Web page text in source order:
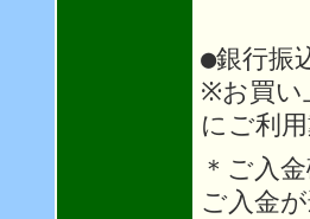
●銀行振
※お買い
にご利
＊ご入
ご入金